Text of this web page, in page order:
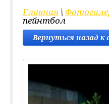
Главная \
пейнтбол
Вернуться назад к